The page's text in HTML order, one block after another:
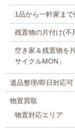
1品から一軒家ま
残置物の片付け(不
空き家＆残置物を
サイクルMON」
遺品整理/即日対応可
物置買取
物置対応エリア